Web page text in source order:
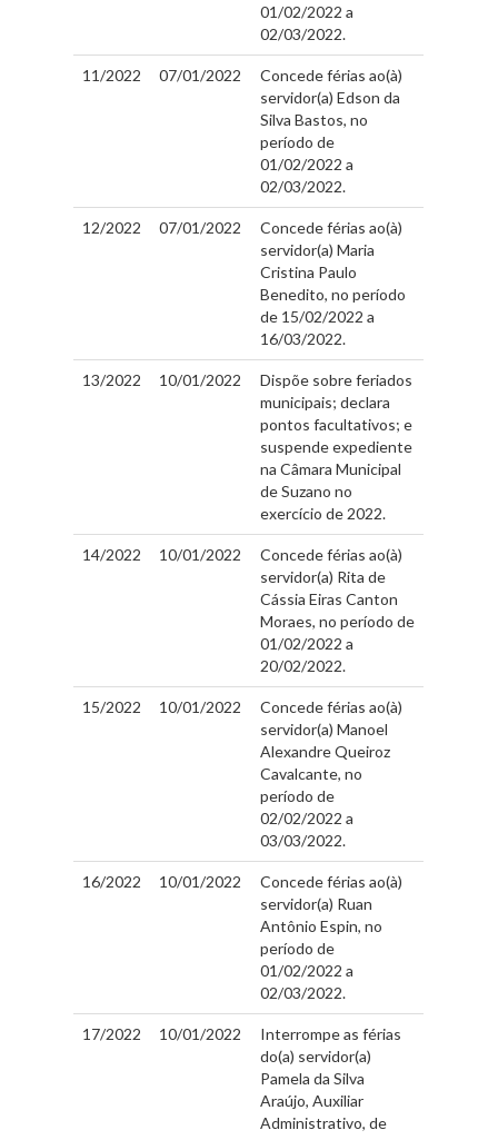
01/02/2022 a
02/03/2022.
11/2022 07/01/2022
Concede férias ao(à)
servidor(a) Edson da
Silva Bastos, no
período de
01/02/2022 a
02/03/2022.
12/2022 07/01/2022
Concede férias ao(à)
servidor(a) Maria
Cristina Paulo
Benedito, no período
de 15/02/2022 a
16/03/2022.
13/2022 10/01/2022
Dispõe sobre feriados
municipais; declara
pontos facultativos; e
suspende expediente
na Câmara Municipal
de Suzano no
exercício de 2022.
14/2022 10/01/2022
Concede férias ao(à)
servidor(a) Rita de
Cássia Eiras Canton
Moraes, no período de
01/02/2022 a
20/02/2022.
15/2022 10/01/2022
Concede férias ao(à)
servidor(a) Manoel
Alexandre Queiroz
Cavalcante, no
período de
02/02/2022 a
03/03/2022.
16/2022 10/01/2022
Concede férias ao(à)
servidor(a) Ruan
Antônio Espin, no
período de
01/02/2022 a
02/03/2022.
17/2022 10/01/2022
Interrompe as férias
do(a) servidor(a)
Pamela da Silva
Araújo, Auxiliar
Administrativo, de